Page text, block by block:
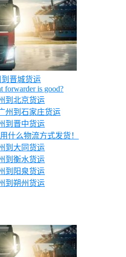
晋城货运
forwarder is good?
到北京货运
州到石家庄货运
到晋中货运
什么物流方式发货！
到大同货运
到衡水货运
到阳泉货运
到朔州货运